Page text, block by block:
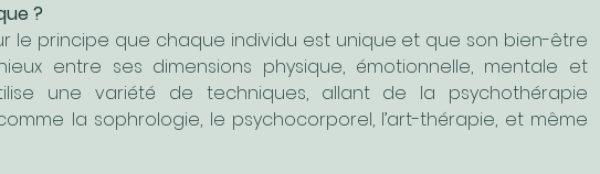
?
le principe que chaque individu est unique et que son bien-être
entre ses dimensions physique, émotionnelle, mentale et
une variété de techniques, allant de la psychothérapie
la sophrologie, le psychocorporel, l’art-thérapie, et même